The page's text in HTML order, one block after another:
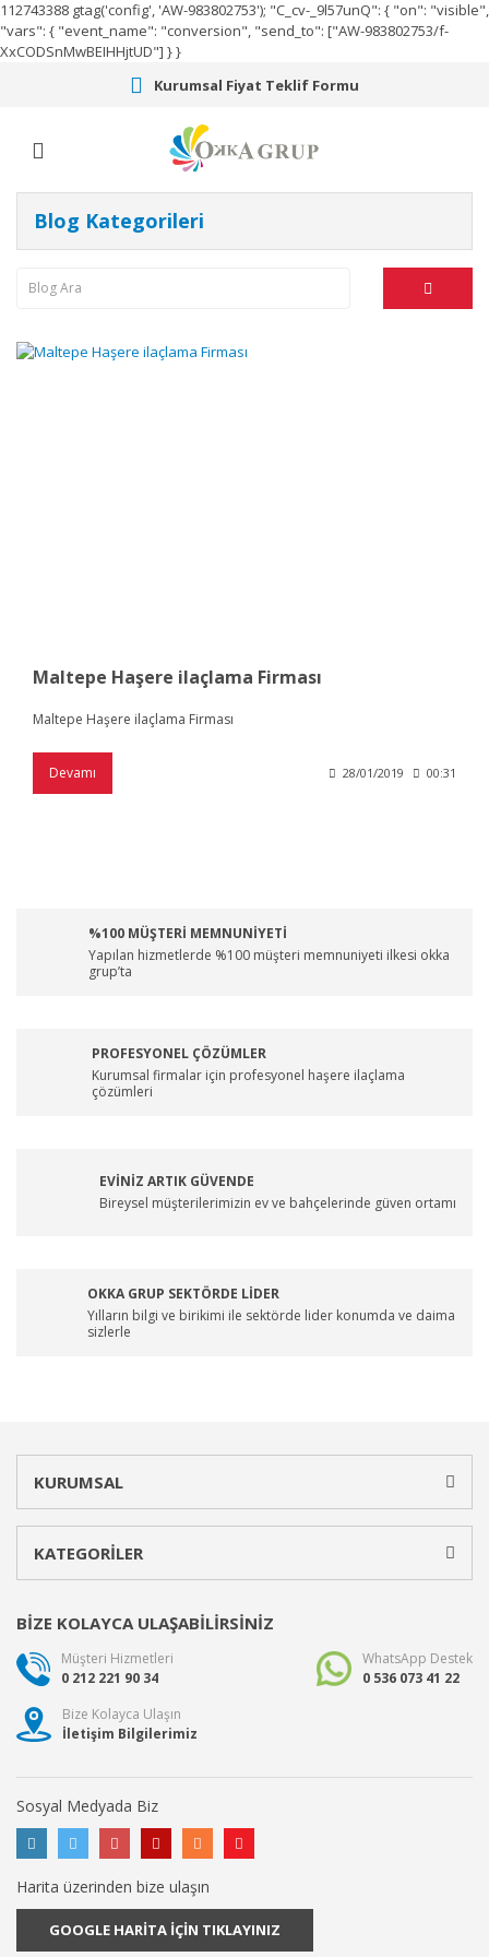
112743388 gtag('config', 'AW-983802753'); "C_cv-_9l57unQ": { "on": "visible",
"vars": { "event_name": "conversion", "send_to": ["AW-983802753/f-
XxCODSnMwBEIHHjtUD"] } }
Kurumsal Fiyat Teklif Formu
Blog Kategorileri
Maltepe Haşere ilaçlama Firması
Maltepe Haşere ilaçlama Firması
Devamı 28/01/2019 00:31
%100 MÜŞTERİ MEMNUNİYETİ
Yapılan hizmetlerde %100 müşteri memnuniyeti ilkesi okka
grup’ta
PROFESYONEL ÇÖZÜMLER
Kurumsal firmalar için profesyonel haşere ilaçlama
çözümleri
EVİNİZ ARTIK GÜVENDE
Bireysel müşterilerimizin ev ve bahçelerinde güven ortamı
OKKA GRUP SEKTÖRDE LİDER
Yılların bilgi ve birikimi ile sektörde lider konumda ve daima
sizlerle
KURUMSAL
KATEGORİLER
BİZE KOLAYCA ULAŞABİLİRSİNİZ
Müşteri Hizmetleri
0 212 221 90 34
WhatsApp Destek
0 536 073 41 22
Bize Kolayca Ulaşın
İletişim Bilgilerimiz
Sosyal Medyada Biz
Harita üzerinden bize ulaşın
GOOGLE HARİTA İÇİN TIKLAYINIZ